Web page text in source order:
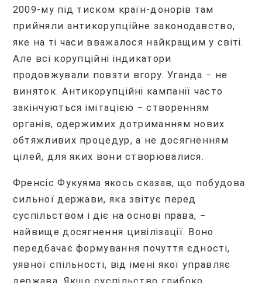
2009-му під тиском країн-донорів там
прийняли антикорупційне законодавство,
яке на ті часи вважалося найкращим у світі.
Але всі корупційні індикатори
продовжували повзти вгору. Уганда − не
виняток. Антикорупційні кампанії часто
закінчуються імітацією − створенням
органів, одержимих дотриманням нових
обтяжливих процедур, а не досягненням
цілей, для яких вони створювалися.
Френсіс Фукуяма якось сказав, що побудова
сильної держави, яка звітує перед
суспільством і діє на основі права, −
найвище досягнення цивілізації. Воно
передбачає формування почуття єдності,
уявної спільності, від імені якої управляє
держава. Якщо суспільство глибоко